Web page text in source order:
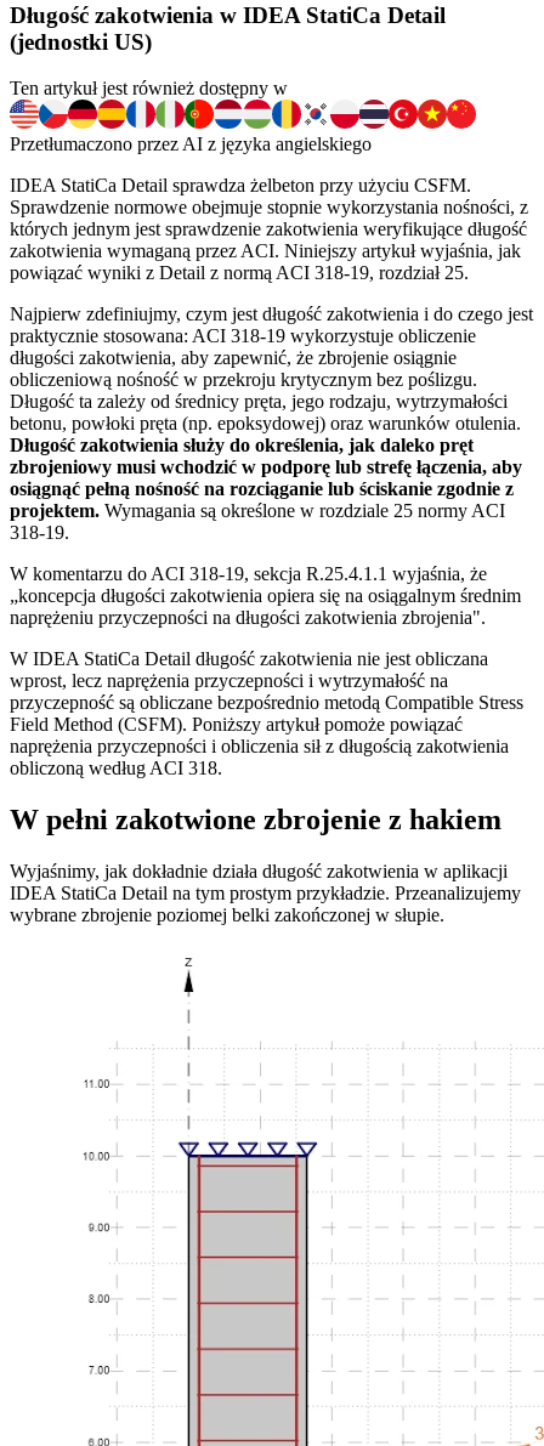
Długość zakotwienia w IDEA StatiCa Detail
(jednostki US)
Ten artykuł jest również dostępny w
Przetłumaczono przez AI z języka angielskiego
IDEA StatiCa Detail sprawdza żelbeton przy użyciu CSFM.
Sprawdzenie normowe obejmuje stopnie wykorzystania nośności, z
których jednym jest sprawdzenie zakotwienia weryfikujące długość
zakotwienia wymaganą przez ACI. Niniejszy artykuł wyjaśnia, jak
powiązać wyniki z Detail z normą ACI 318-19, rozdział 25.
Najpierw zdefiniujmy, czym jest długość zakotwienia i do czego jest
praktycznie stosowana: ACI 318-19 wykorzystuje obliczenie
długości zakotwienia, aby zapewnić, że zbrojenie osiągnie
obliczeniową nośność w przekroju krytycznym bez poślizgu.
Długość ta zależy od średnicy pręta, jego rodzaju, wytrzymałości
betonu, powłoki pręta (np. epoksydowej) oraz warunków otulenia.
Długość zakotwienia służy do określenia, jak daleko pręt
zbrojeniowy musi wchodzić w podporę lub strefę łączenia, aby
osiągnąć pełną nośność na rozciąganie lub ściskanie zgodnie z
projektem. Wymagania są określone w rozdziale 25 normy ACI
318-19.
W komentarzu do ACI 318-19, sekcja R.25.4.1.1 wyjaśnia, że
„koncepcja długości zakotwienia opiera się na osiągalnym średnim
naprężeniu przyczepności na długości zakotwienia zbrojenia".
W IDEA StatiCa Detail długość zakotwienia nie jest obliczana
wprost, lecz naprężenia przyczepności i wytrzymałość na
przyczepność są obliczane bezpośrednio metodą Compatible Stress
Field Method (CSFM). Poniższy artykuł pomoże powiązać
naprężenia przyczepności i obliczenia sił z długością zakotwienia
obliczoną według ACI 318.
W pełni zakotwione zbrojenie z hakiem
Wyjaśnimy, jak dokładnie działa długość zakotwienia w aplikacji
IDEA StatiCa Detail na tym prostym przykładzie. Przeanalizujemy
wybrane zbrojenie poziomej belki zakończonej w słupie.